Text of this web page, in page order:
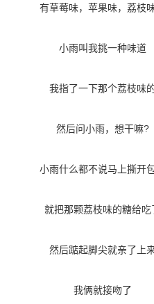
有草莓味，苹果味，荔枝
小雨叫我挑一种味道
我指了一下那个荔枝味
然后问小雨，想干嘛?
小雨什么都不说马上撕开
就把那颗荔枝味的糖给吃
然后踮起脚尖就亲了上
我俩就接吻了